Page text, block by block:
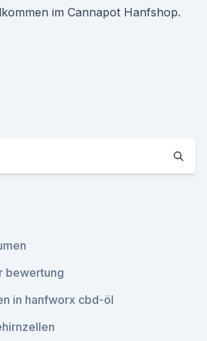
im Cannapot Hanfshop.
bewertung
in hanfworx cbd-öl